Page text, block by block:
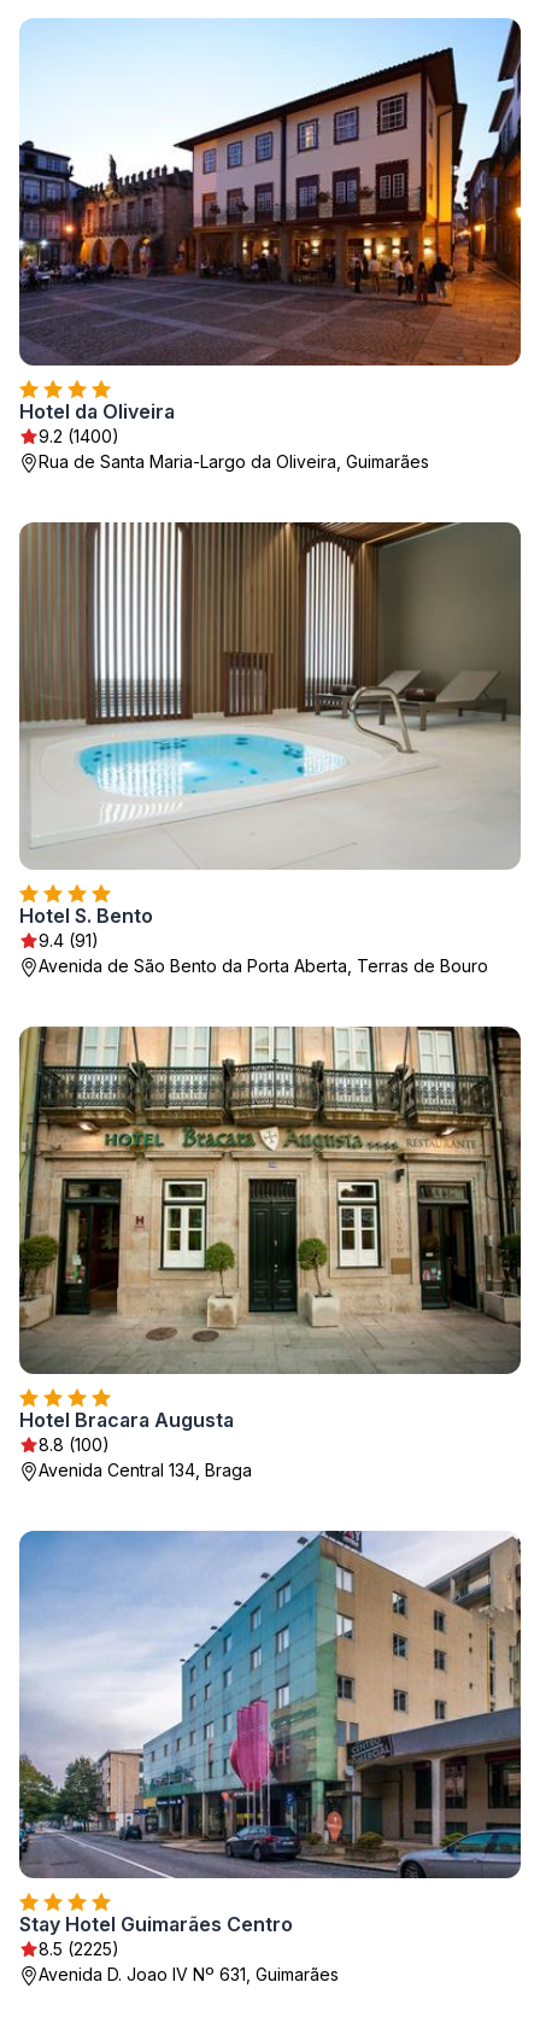
Hotel da Oliveira
9.2 (1400)
Rua de Santa Maria-Largo da Oliveira, Guimarães
Hotel S. Bento
9.4 (91)
Avenida de São Bento da Porta Aberta, Terras de Bouro
Hotel Bracara Augusta
8.8 (100)
Avenida Central 134, Braga
Stay Hotel Guimarães Centro
8.5 (2225)
Avenida D. Joao IV Nº 631, Guimarães